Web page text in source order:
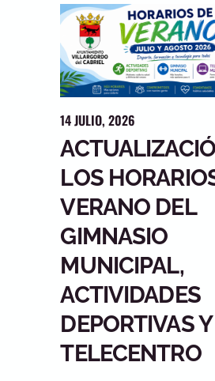
14JULIO,2026
LOS
VERANO DEL
GIMNASIO
MUNICIPAL,
ACTIVIDADES
DEPORTIVAS Y
TELECENTRO